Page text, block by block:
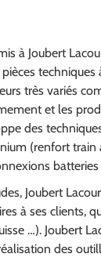
à Joubert
techniques
très variés
et les
des
(renfort
Joubert
à ses clients,
…). Joubert
des